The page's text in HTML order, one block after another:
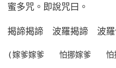
蜜多咒。即說咒曰。
揭諦揭諦 波羅揭諦 波
(嫁爹嫁爹 怕挪嫁爹 怕